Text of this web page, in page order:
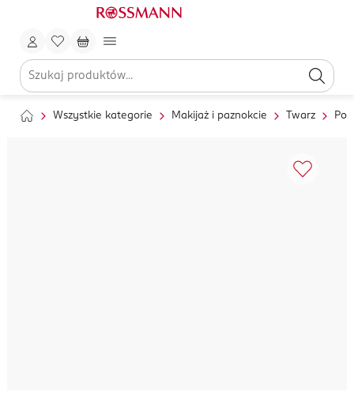
Wszystkie kategorie Makijaż i paznokcie Twarz